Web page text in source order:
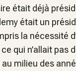
était déjà
était un
la nécessité
qui n’allait pas
milieu des